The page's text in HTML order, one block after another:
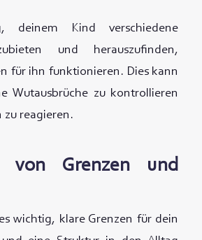
deinem Kind verschiedene
und herauszufinden,
für ihn funktionieren. Dies kann
Wutausbrüche zu kontrollieren
zu reagieren.
von Grenzen und
wichtig, klare Grenzen für dein